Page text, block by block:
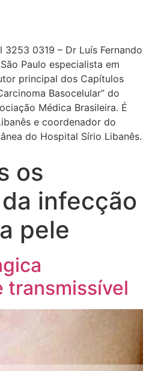
0319 – Dr Luís Fernando
Paulo especialista em
principal dos Capítulos
Basocelular” do
Médica Brasileira. É
e coordenador do
do Hospital Sírio Libanês.
os
infecção
pele
transmissível